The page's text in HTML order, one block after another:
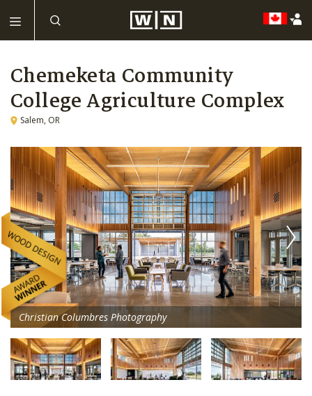
Chemeketa Community
College Agriculture Complex
Salem, OR
Christian Columbres Photography